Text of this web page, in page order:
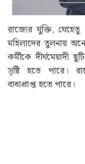
রাজ্যের যুক্তি,
মহিলাদের তুলনায়
কর্মীকে দীর্ঘমেয়াদী
সৃষ্টি হতে পারে।
বাধাপ্রাপ্ত হতে পারে।